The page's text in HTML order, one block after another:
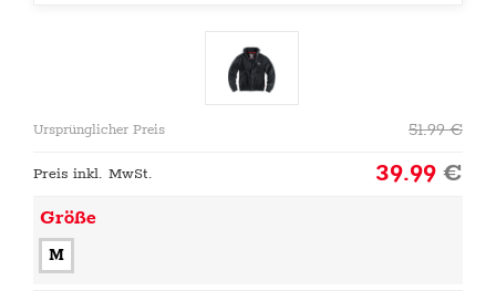
Ursprünglicher Preis 51.99€
Preis inkl. MwSt. 39.99€
Größe
M